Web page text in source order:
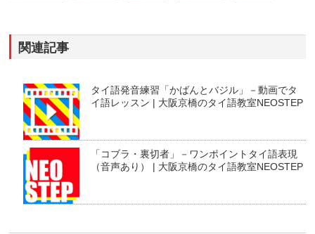
関連記事
タイ語発音練習「かばんとバジル」－動画でタ
イ語レッスン | 大阪京橋のタイ語教室NEOSTEP
「コブラ・裏切者」－ワンポイントタイ語表現
（音声あり） | 大阪京橋のタイ語教室NEOSTEP